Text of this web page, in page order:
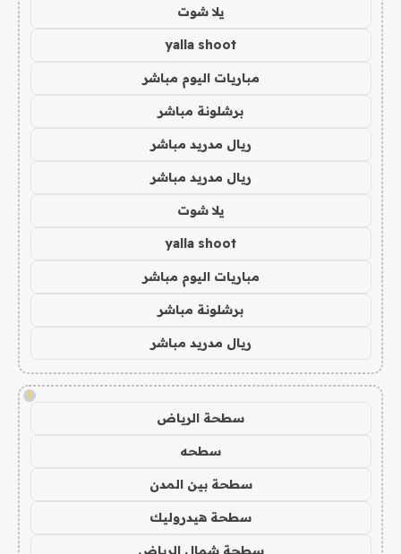
يلا شوت
yalla shoot
مباريات اليوم مباشر
برشلونة مباشر
ريال مدريد مباشر
ريال مدريد مباشر
يلا شوت
yalla shoot
مباريات اليوم مباشر
برشلونة مباشر
ريال مدريد مباشر
!
سطحة الرياض
سطحه
سطحة بين المدن
سطحة هيدروليك
سطحة شمال الرياض